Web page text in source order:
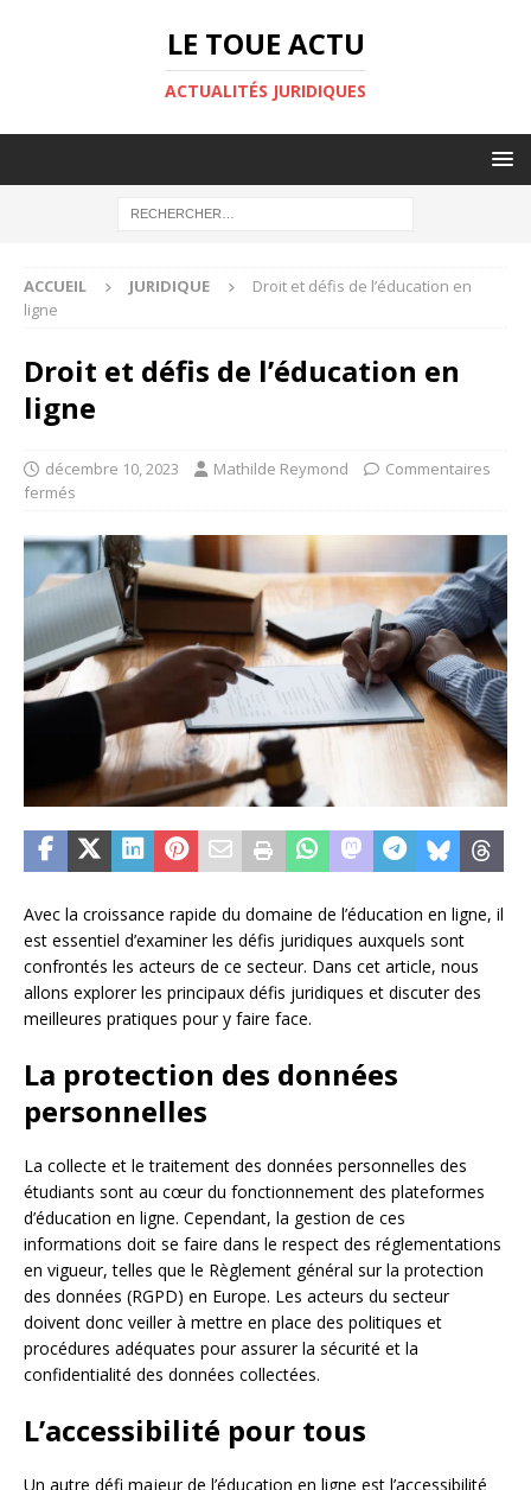
LE TOUE ACTU
ACTUALITÉS JURIDIQUES
ACCUEIL JURIDIQUE
Droit et défis de l’éducation en
ligne
Droit et défis de l’éducation en
ligne
décembre 10, 2023 Mathilde Reymond
Commentaires
fermés
Avec la croissance rapide du domaine de l’éducation en ligne, il
est essentiel d’examiner les défis juridiques auxquels sont
confrontés les acteurs de ce secteur. Dans cet article, nous
allons explorer les principaux défis juridiques et discuter des
meilleures pratiques pour y faire face.
La protection des données
personnelles
La collecte et le traitement des données personnelles des
étudiants sont au cœur du fonctionnement des plateformes
d’éducation en ligne. Cependant, la gestion de ces
informations doit se faire dans le respect des réglementations
en vigueur, telles que le Règlement général sur la protection
des données (RGPD) en Europe. Les acteurs du secteur
doivent donc veiller à mettre en place des politiques et
procédures adéquates pour assurer la sécurité et la
confidentialité des données collectées.
L’accessibilité pour tous
Un autre défi majeur de l’éducation en ligne est l’accessibilité